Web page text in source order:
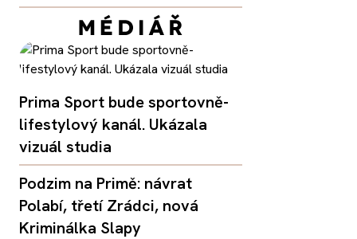
Prima Sport bude sportovně-
lifestylový kanál. Ukázala
vizuál studia
Podzim na Primě: návrat
Polabí, třetí Zrádci, nová
Kriminálka Slapy